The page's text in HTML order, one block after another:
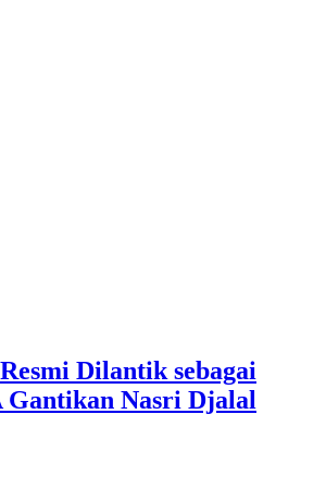
Dilantik sebagai
Nasri Djalal